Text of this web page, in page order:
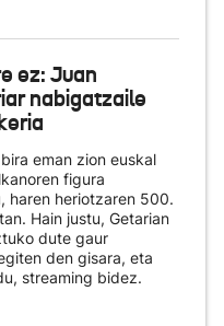
ez: Juan
nabigatzaile
eman zion euskal
figura
haren heriotzaren 500.
Hain justu, Getarian
dute gaur
den gisara, eta
, streaming bidez.